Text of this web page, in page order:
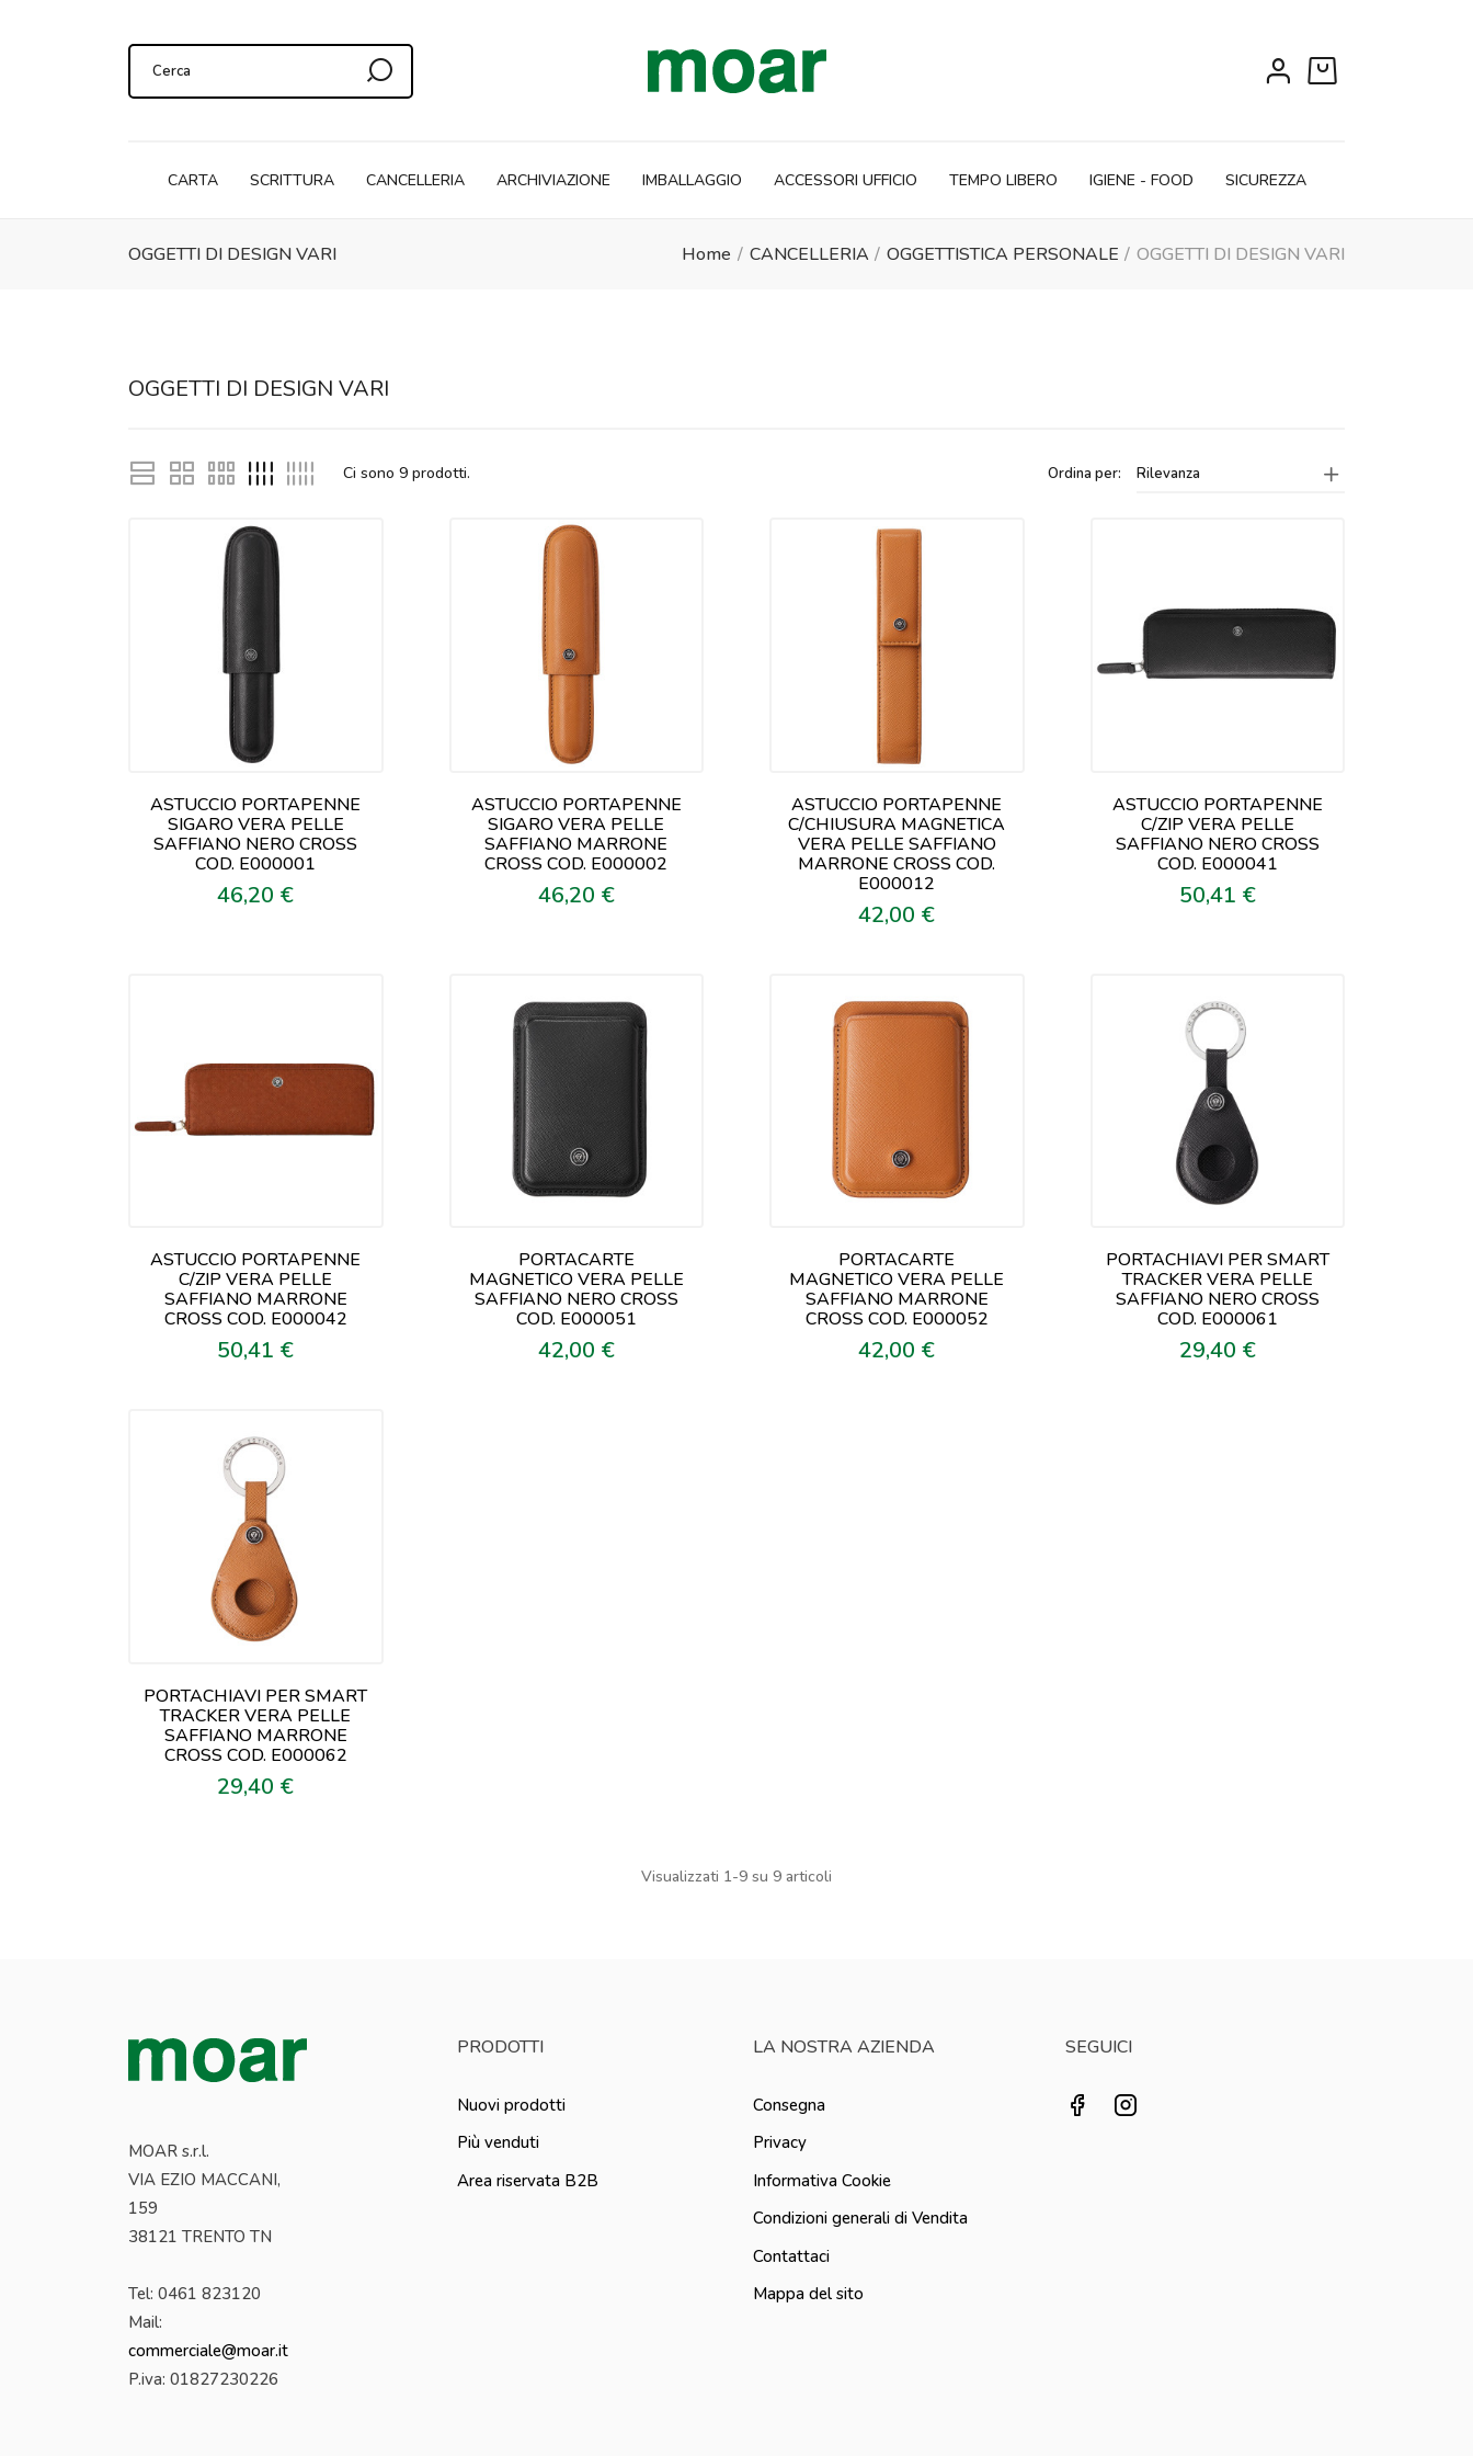
CARTA SCRITTURA CANCELLERIA ARCHIVIAZIONE IMBALLAGGIO ACCESSORI UFFICIO TEMPO LIBERO IGIENE - FOOD SICUREZZA
OGGETTI DI DESIGN VARI Home CANCELLERIA OGGETTISTICA PERSONALE OGGETTI DI DESIGN VARI
OGGETTI DI DESIGN VARI
Ci sono 9 prodotti. Ordina per: Rilevanza
ASTUCCIO PORTAPENNE
SIGARO VERA PELLE
SAFFIANO NERO CROSS
COD. E000001
Prezzo
46,20 €
ASTUCCIO PORTAPENNE
SIGARO VERA PELLE
SAFFIANO MARRONE
CROSS COD. E000002
Prezzo
46,20 €
ASTUCCIO PORTAPENNE
C/CHIUSURA MAGNETICA
VERA PELLE SAFFIANO
MARRONE CROSS COD.
E000012
Prezzo
42,00 €
ASTUCCIO PORTAPENNE
C/ZIP VERA PELLE
SAFFIANO NERO CROSS
COD. E000041
Prezzo
50,41 €
ASTUCCIO PORTAPENNE
C/ZIP VERA PELLE
SAFFIANO MARRONE
CROSS COD. E000042
Prezzo
50,41 €
PORTACARTE
MAGNETICO VERA PELLE
SAFFIANO NERO CROSS
COD. E000051
Prezzo
42,00 €
PORTACARTE
MAGNETICO VERA PELLE
SAFFIANO MARRONE
CROSS COD. E000052
Prezzo
42,00 €
PORTACHIAVI PER SMART
TRACKER VERA PELLE
SAFFIANO NERO CROSS
COD. E000061
Prezzo
29,40 €
PORTACHIAVI PER SMART
TRACKER VERA PELLE
SAFFIANO MARRONE
CROSS COD. E000062
Prezzo
29,40 €
Visualizzati 1-9 su 9 articoli
MOAR s.r.l.
VIA EZIO MACCANI,
159
38121 TRENTO TN
Tel: 0461 823120
Mail:
commerciale@moar.it
P.iva: 01827230226
PRODOTTI
Nuovi prodotti
Più venduti
Area riservata B2B
LA NOSTRA AZIENDA
Consegna
Privacy
Informativa Cookie
Condizioni generali di Vendita
Contattaci
Mappa del sito
SEGUICI